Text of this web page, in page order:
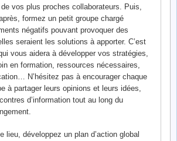
vos plus proches collaborateurs. Puis,
formez un petit groupe chargé
négatifs pouvant provoquer des
seraient les solutions à apporter. C’est
vous aidera à développer vos stratégies,
en formation, ressources nécessaires,
N’hésitez pas à encourager chaque
à partager leurs opinions et leurs idées,
d’information tout au long du
lieu, développez un plan d’action global